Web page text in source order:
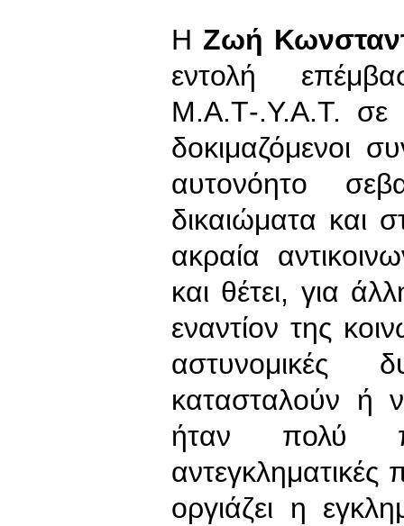
Η Ζωή
εντολή
Μ.Α.Τ-.Υ.Α.Τ. σε
δοκιμαζόμενοι
αυτονόητο
δικαιώματα και
ακραία
και θέτει, για
εναντίον της
αστυνομικές
κατασταλούν ή
ήταν πολύ
αντεγκληματικές
οργιάζει η